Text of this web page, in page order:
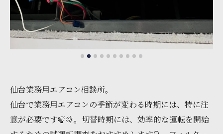
仙台業務用エアコン相談所。
仙台で業務用エアコンの季節が変わる時期には、特に注
意が必要です🍃🌞。切替時期には、効率的な運転を開始